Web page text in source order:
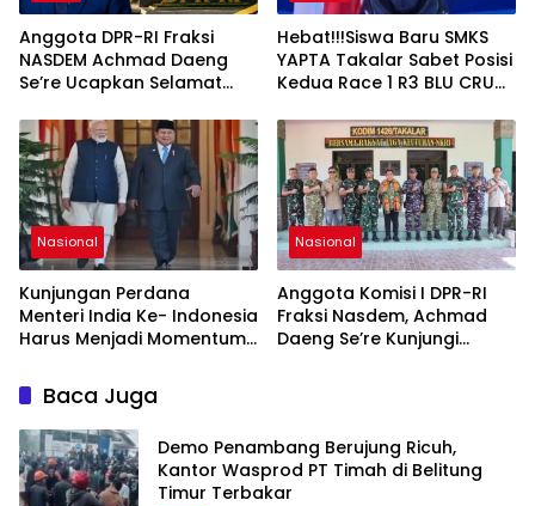
Anggota DPR-RI Fraksi
NASDEM Achmad Daeng
Se’re Ucapkan Selamat
Sekilas Indonesia, Apresiasi
Peran Pers dalam
Membangun Bangsa
Hebat!!!Siswa Baru SMKS
YAPTA Takalar Sabet Posisi
Kedua Race 1 R3 BLU CRU
Nasional
Kunjungan Perdana
Menteri India Ke- Indonesia
Harus Menjadi Momentum
Toleransi, Dan
Perlindungan Hak
Kelompok Minoritas
Nasional
Anggota Komisi I DPR-RI
Fraksi Nasdem, Achmad
Daeng Se’re Kunjungi
Baca Juga
Demo Penambang Berujung Ricuh,
Kantor Wasprod PT Timah di Belitung
Timur Terbakar